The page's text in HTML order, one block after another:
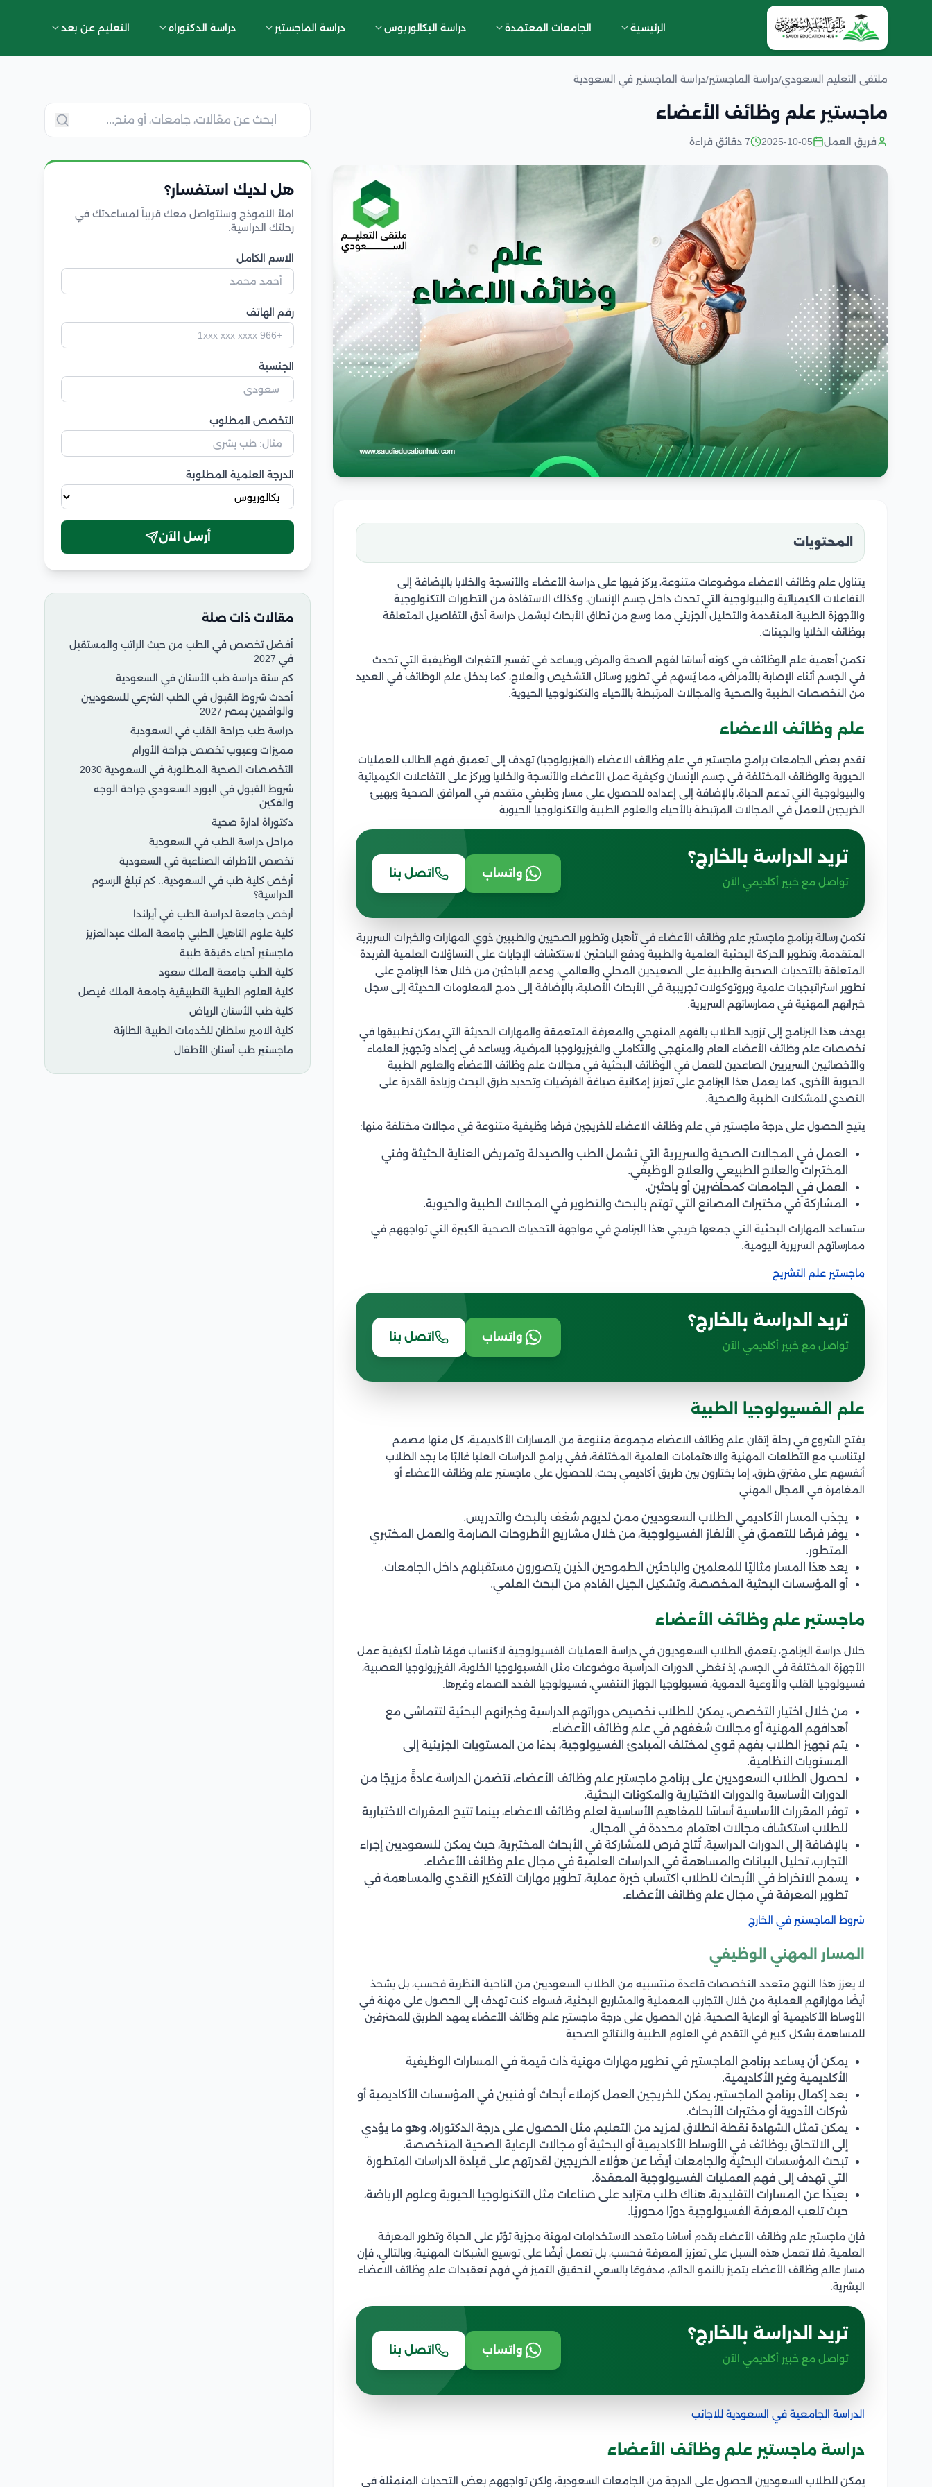
الرئيسية الجامعات المعتمدة دراسة البكالوريوس دراسة الماجستير دراسة الدكتوراه التعليم عن بعد
ملتقى التعليم السعودي/دراسة الماجستير/دراسة الماجستير في السعودية
ماجستير علم وظائف الأعضاء
فريق العمل 2025-10-05 7 دقائق قراءة
المحتويات
يتناول علم وظائف الاعضاء موضوعات متنوعة، يركز فيها على دراسة الأعضاء والأنسجة والخلايا بالإضافة إلى
التفاعلات الكيميائية والبيولوجية التي تحدث داخل جسم الإنسان، وكذلك الاستفادة من التطورات التكنولوجية
والأجهزة الطبية المتقدمة والتحليل الجزيئي مما وسع من نطاق الأبحاث ليشمل دراسة أدق التفاصيل المتعلقة
بوظائف الخلايا والجينات.
تكمن أهمية علم الوظائف في كونه أساسًا لفهم الصحة والمرض ويساعد في تفسير التغيرات الوظيفية التي تحدث
في الجسم أثناء الإصابة بالأمراض، مما يُسهم في تطوير وسائل التشخيص والعلاج، كما يدخل علم الوظائف في العديد
من التخصصات الطبية والصحية والمجالات المرتبطة بالأحياء والتكنولوجيا الحيوية.
علم وظائف الاعضاء
تقدم بعض الجامعات برامج ماجستير في علم وظائف الاعضاء (الفيزيولوجيا) تهدف إلى تعميق فهم الطالب للعمليات
الحيوية والوظائف المختلفة في جسم الإنسان وكيفية عمل الأعضاء والأنسجة والخلايا ويركز على التفاعلات الكيميائية
والبيولوجية التي تدعم الحياة، بالإضافة إلى إعداده للحصول على مسار وظيفي متقدم في المرافق الصحية ويهيئ
الخريجين للعمل في المجالات المرتبطة بالأحياء والعلوم الطبية والتكنولوجيا الحيوية.
تريد الدراسة بالخارج؟
تواصل مع خبير أكاديمي الآن
واتساب اتصل بنا
تكمن رسالة برنامج ماجستير علم وظائف الأعضاء في تأهيل وتطوير الصحيين والطبيين ذوي المهارات والخبرات السريرية
المتقدمة، وتطوير الحركة البحثية العلمية والطبية ودفع الباحثين لاستكشاف الإجابات على التساؤلات العلمية الفريدة
المتعلقة بالتحديات الصحية والطبية على الصعيدين المحلي والعالمي، ودعم الباحثين من خلال هذا البرنامج على
تطوير استراتيجيات علمية وبروتوكولات تجريبية في الأبحاث الأصلية، بالإضافة إلى دمج المعلومات الحديثة إلى سجل
خبراتهم المهنية في ممارساتهم السريرية.
يهدف هذا البرنامج إلى تزويد الطلاب بالفهم المنهجي والمعرفة المتعمقة والمهارات الحديثة التي يمكن تطبيقها في
تخصصات علم وظائف الأعضاء العام والمنهجي والتكاملي والفيزيولوجيا المرضية، ويساعد في إعداد وتجهيز العلماء
والأخصائيين السريريين الصاعدين للعمل في الوظائف البحثية في مجالات علم وظائف الأعضاء والعلوم الطبية
الحيوية الأخرى، كما يعمل هذا البرنامج على تعزيز إمكانية صياغة الفرضيات وتحديد طرق البحث وزيادة القدرة على
التصدي للمشكلات الطبية والصحية.
يتيح الحصول على درجة ماجستير في علم وظائف الاعضاء للخريجين فرصًا وظيفية متنوعة في مجالات مختلفة منها:
العمل في المجالات الصحية والسريرية التي تشمل الطب والصيدلة وتمريض العناية الحثيثة وفني
المختبرات والعلاج الطبيعي والعلاج الوظيفي.
العمل في الجامعات كمحاضرين أو باحثين.
المشاركة في مختبرات المصانع التي تهتم بالبحث والتطوير في المجالات الطبية والحيوية.
ستساعد المهارات البحثية التي جمعها خريجي هذا البرنامج في مواجهة التحديات الصحية الكبيرة التي تواجههم في
ممارساتهم السريرية اليومية.
ماجستير علم التشريح
تريد الدراسة بالخارج؟
تواصل مع خبير أكاديمي الآن
واتساب اتصل بنا
علم الفسيولوجيا الطبية
يفتح الشروع في رحلة إتقان علم وظائف الاعضاء مجموعة متنوعة من المسارات الأكاديمية، كل منها مصمم
ليتناسب مع التطلعات المهنية والاهتمامات العلمية المختلفة، ففي برامج الدراسات العليا غالبًا ما يجد الطلاب
أنفسهم على مفترق طرق، إما يختارون بين طريق أكاديمي بحت، للحصول على ماجستير علم وظائف الأعضاء أو
المغامرة في المجال المهني.
يجذب المسار الأكاديمي الطلاب السعوديين ممن لديهم شغف بالبحث والتدريس.
يوفر فرصًا للتعمق في الألغاز الفسيولوجية، من خلال مشاريع الأطروحات الصارمة والعمل المختبري
المتطور.
يعد هذا المسار مثاليًا للمعلمين والباحثين الطموحين الذين يتصورون مستقبلهم داخل الجامعات.
أو المؤسسات البحثية المخصصة، وتشكيل الجيل القادم من البحث العلمي.
ماجستير علم وظائف الأعضاء
خلال دراسة البرنامج، يتعمق الطلاب السعوديون في دراسة العمليات الفسيولوجية لاكتساب فهمًا شاملًا لكيفية عمل
الأجهزة المختلفة في الجسم، إذ تغطي الدورات الدراسية موضوعات مثل الفسيولوجيا الخلوية، الفيزيولوجيا العصبية،
فسيولوجيا القلب والأوعية الدموية، فسيولوجيا الجهاز التنفسي، فسيولوجيا الغدد الصماء وغيرها.
من خلال اختيار التخصص، يمكن للطلاب تخصيص دوراتهم الدراسية وخبراتهم البحثية لتتماشى مع
أهدافهم المهنية أو مجالات شغفهم في علم وظائف الأعضاء.
يتم تجهيز الطلاب بفهم قوي لمختلف المبادئ الفسيولوجية، بدءًا من المستويات الجزيئية إلى
المستويات النظامية.
لحصول الطلاب السعوديين على برنامج ماجستير علم وظائف الأعضاء، تتضمن الدراسة عادةً مزيجًا من
الدورات الأساسية والدورات الاختيارية والمكونات البحثية.
توفر المقررات الأساسية أساسًا للمفاهيم الأساسية لعلم وظائف الاعضاء، بينما تتيح المقررات الاختيارية
للطلاب استكشاف مجالات اهتمام محددة في المجال.
بالإضافة إلى الدورات الدراسية، تُتاح فرص للمشاركة في الأبحاث المختبرية، حيث يمكن للسعوديين إجراء
التجارب، تحليل البيانات والمساهمة في الدراسات العلمية في مجال علم وظائف الأعضاء.
يسمح الانخراط في الأبحاث للطلاب اكتساب خبرة عملية، تطوير مهارات التفكير النقدي والمساهمة في
تطوير المعرفة في مجال علم وظائف الأعضاء.
شروط الماجستير في الخارج
المسار المهني الوظيفي
لا يعزز هذا النهج متعدد التخصصات قاعدة منتسبيه من الطلاب السعوديين من الناحية النظرية فحسب، بل يشحذ
أيضًا مهاراتهم العملية من خلال التجارب المعملية والمشاريع البحثية، فسواء كنت تهدف إلى الحصول على مهنة في
الأوساط الأكاديمية أو الرعاية الصحية، فإن الحصول على درجة ماجستير علم وظائف الأعضاء يمهد الطريق للمحترفين
للمساهمة بشكل كبير في التقدم في العلوم الطبية والنتائج الصحية.
يمكن أن يساعد برنامج الماجستير في تطوير مهارات مهنية ذات قيمة في المسارات الوظيفية
الأكاديمية وغير الأكاديمية.
بعد إكمال برنامج الماجستير، يمكن للخريجين العمل كزملاء أبحاث أو فنيين في المؤسسات الأكاديمية أو
شركات الأدوية أو مختبرات الأبحاث.
يمكن تمثل الشهادة نقطة انطلاق لمزيد من التعليم، مثل الحصول على درجة الدكتوراه، وهو ما يؤدي
إلى الالتحاق بوظائف في الأوساط الأكاديمية أو البحثية أو مجالات الرعاية الصحية المتخصصة.
تبحث المؤسسات البحثية والجامعات أيضًا عن هؤلاء الخريجين لقدرتهم على قيادة الدراسات المتطورة
التي تهدف إلى فهم العمليات الفسيولوجية المعقدة.
بعيدًا عن المسارات التقليدية، هناك طلب متزايد على صناعات مثل التكنولوجيا الحيوية وعلوم الرياضة،
حيث تلعب المعرفة الفسيولوجية دورًا محوريًا.
فإن ماجستير علم وظائف الأعضاء يقدم أساسًا متعدد الاستخدامات لمهنة مجزية تؤثر على الحياة وتطور المعرفة
العلمية، فلا تعمل هذه السبل على تعزيز المعرفة فحسب، بل تعمل أيضًا على توسيع الشبكات المهنية، وبالتالي، فإن
مسار عالم وظائف الأعضاء يتميز بالنمو الدائم، مدفوعًا بالسعي لتحقيق التميز في فهم تعقيدات علم وظائف الاعضاء
البشرية.
تريد الدراسة بالخارج؟
تواصل مع خبير أكاديمي الآن
واتساب اتصل بنا
الدراسة الجامعية في السعودية للاجانب
دراسة ماجستير علم وظائف الأعضاء
يمكن للطلاب السعوديين الحصول على الدرجة من الجامعات السعودية، ولكن تواجههم بعض التحديات المتمثلة في
هل لديك استفسار؟
املأ النموذج وسنتواصل معك قريباً لمساعدتك في
رحلتك الدراسية.
الاسم الكامل
رقم الهاتف
الجنسية
التخصص المطلوب
الدرجة العلمية المطلوبة
أرسل الآن
مقالات ذات صلة
أفضل تخصص في الطب من حيث الراتب والمستقبل
في 2027
كم سنة دراسة طب الأسنان في السعودية
أحدث شروط القبول في الطب الشرعي للسعوديين
والوافدين بمصر 2027
دراسة طب جراحة القلب في السعودية
مميزات وعيوب تخصص جراحة الأورام
التخصصات الصحية المطلوبة في السعودية 2030
شروط القبول في البورد السعودي جراحة الوجه
والفكين
دكتوراة ادارة صحية
مراحل دراسة الطب في السعودية
تخصص الأطراف الصناعية في السعودية
أرخص كلية طب في السعودية.. كم تبلغ الرسوم
الدراسية؟
أرخص جامعة لدراسة الطب في أيرلندا
كلية علوم التاهيل الطبي جامعة الملك عبدالعزيز
ماجستير أحياء دقيقة طبية
كلية الطب جامعة الملك سعود
كلية العلوم الطبية التطبيقية جامعة الملك فيصل
كلية طب الأسنان الرياض
كلية الامير سلطان للخدمات الطبية الطارئة
ماجستير طب أسنان الأطفال